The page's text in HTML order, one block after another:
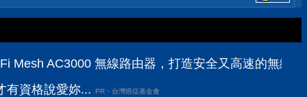
Mesh AC3000 無線路由器，打造安全又高速的無縫
有資格說愛妳...
PR・台灣癌症基金會